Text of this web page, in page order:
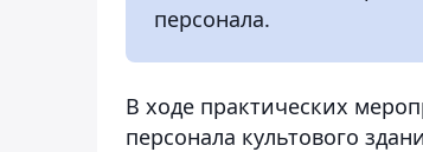
персонала.
В ходе практических
персонала культового